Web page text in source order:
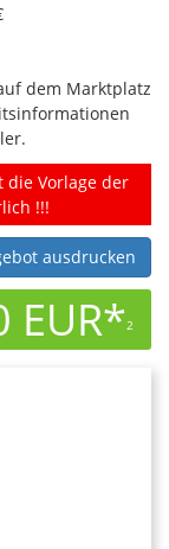
dem Marktplatz
die Vorlage der
!!!
ausdrucken
EUR*2